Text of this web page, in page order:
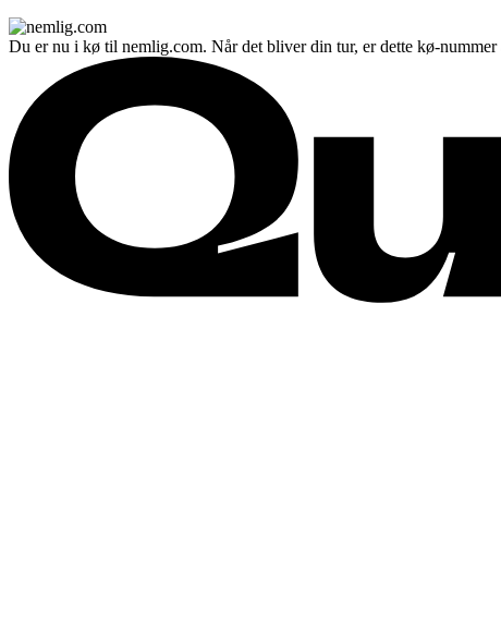
Du er nu i kø til nemlig.com. Når det bliver din tur, er dette kø-